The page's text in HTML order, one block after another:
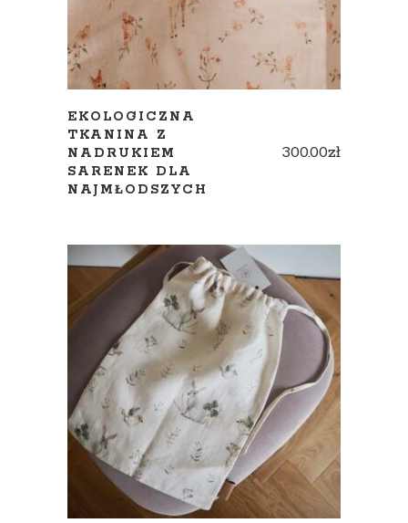
EKOLOGICZNA
TKANINA Z
NADRUKIEM
SARENEK DLA
NAJMŁODSZYCH
300.00zł
ADD TO CART